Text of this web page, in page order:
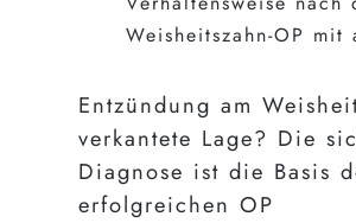
Weisheitszahn-OP mit
Entzündung am
verkantete Lage? Die
Diagnose ist die Basis
erfolgreichen OP